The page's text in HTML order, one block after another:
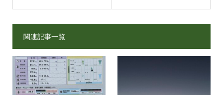
関連記事一覧